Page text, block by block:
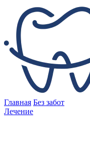
Главная Без забот
Лечение